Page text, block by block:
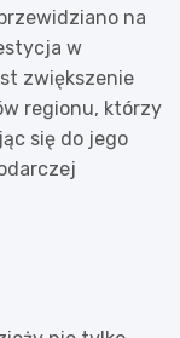
na
w
zwiększenie
regionu, którzy
się do jego